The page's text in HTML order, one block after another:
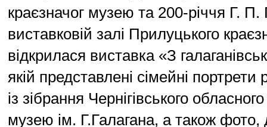
краєзначог музею та 200-річчя Г. П.
виставковій залі Прилуцького
відкрилася виставка «З
якій представлені сімейні
із зібрання Чернігівського
музею ім. Г.Галагана, а також фото,